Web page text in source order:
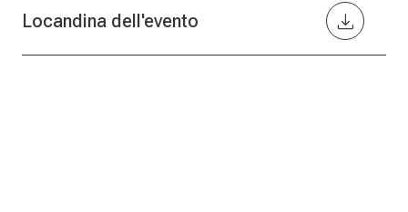
Locandina dell'evento download